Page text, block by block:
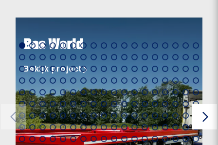
Bas World
Bekijk project